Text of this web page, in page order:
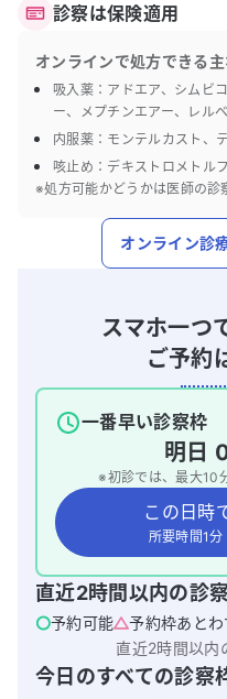
診察は保険適用
オンラインで処方できる
吸入薬：アドエア、シムビ
ー、メプチンエアー、レル
内服薬：モンテルカスト、
咳止め：デキストロメトル
※処方可能かどうかは医師の診
オンライン診
スマホ一つ
ご予約
一番早い診察枠
明日
※初診では、最大10
この日時
所要時間1
直近2時間以内の診
予約可能
予約枠あと
直近2時間以内
今日のすべての診察